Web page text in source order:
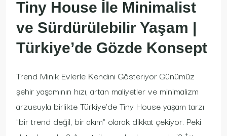
Tiny House İle Minimalist
ve Sürdürülebilir Yaşam |
Türkiye’de Gözde Konsept
Trend Minik Evlerle Kendini Gösteriyor Günümüz
şehir yaşamının hızı, artan maliyetler ve minimalizm
arzusuyla birlikte Türkiye’de Tiny House yaşam tarzı
"bir trend değil, bir akım" olarak dikkat çekiyor. Peki